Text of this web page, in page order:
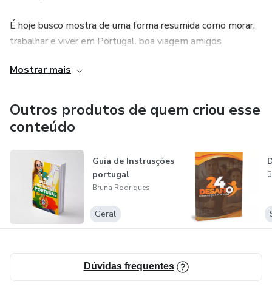
e
mental. Boa leitura...
É hoje busco mostra de uma forma resumida como morar,
trabalhar e viver em Portugal. boa viagem amigos
Mostrar mais
Outros produtos de quem criou esse
conteúdo
Guia de Instrusções
portugal
Bruna Rodrigues
Geral
Dúvidas frequentes